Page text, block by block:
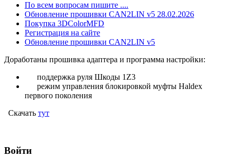
По всем вопросам пишите ....
Обновление прошивки CAN2LIN v5 28.02.2026
Покупка 3DColorMFD
Регистрация на сайте
Обновление прошивки CAN2LIN v5
Доработаны прошивка адаптера и программа настройки:
поддержка руля Шкоды 1Z3
режим управления блокировкой муфты Нaldex
первого поколения
Скачать тут
Войти